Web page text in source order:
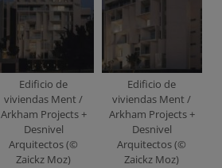
Edificio de
viviendas Ment /
Arkham Projects +
Desnivel
Arquitectos (©
Zaickz Moz)
Edificio de
viviendas Ment /
Arkham Projects +
Desnivel
Arquitectos (©
Zaickz Moz)